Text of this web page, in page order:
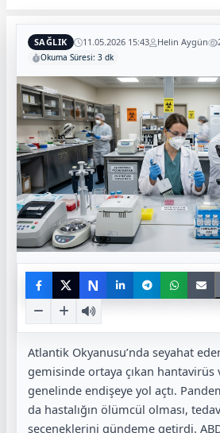
SAĞLIK 11.05.2026 15:43 Helin Aygün
Okuma Süresi: 3 dk
N
Atlantik Okyanusu’nda seyahat
gemisinde ortaya çıkan hantavirüs
genelinde endişeye yol açtı.
da hastalığın ölümcül olması,
seçeneklerini gündeme getirdi.